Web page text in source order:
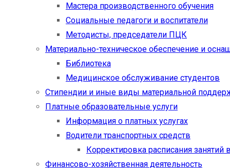
Мастера производственного обучения
Социальные педагоги и воспитатели​
Методисты, председатели ПЦК
Материально-техническое обеспечение и
Библиотека
Медицинское обслуживание студентов
Стипендии и иные виды материальной
Платные образовательные услуги
Информация о платных услугах
Водители транспортных средств
Корректировка расписания занятий
Финансово-хозяйственная деятельность